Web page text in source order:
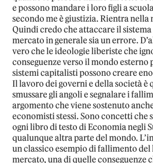
e possono mandare i loro figli a
secondo me è giustizia. Rientra nella
Quindi credo che attaccare il
mercato in generale sia un errore.
vero che le ideologie liberiste che
conseguenze verso il mondo esterno
sistemi capitalisti possono creare
Il lavoro dei governi e della società è
smussare gli angoli e segnalare i
argomento che viene sostenuto
economisti stessi. Sono concetti che
ogni libro di testo di Economia negli
qualunque altra parte del mondo.
un classico esempio di fallimento
mercato, una di quelle conseguenze